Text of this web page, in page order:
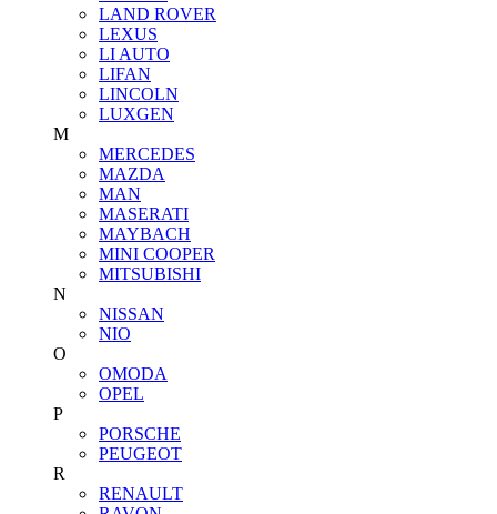
LAND ROVER
LEXUS
LI AUTO
LIFAN
LINCOLN
LUXGEN
M
MERCEDES
MAZDA
MAN
MASERATI
MAYBACH
MINI COOPER
MITSUBISHI
N
NISSAN
NIO
O
OMODA
OPEL
P
PORSCHE
PEUGEOT
R
RENAULT